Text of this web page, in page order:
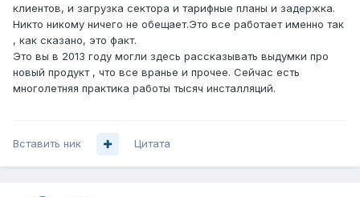
клиентов, и загрузка сектора и тарифные планы и задержка.
Никто никому ничего не обещает.Это все работает именно так
, как сказано, это факт.
Это вы в 2013 году могли здесь рассказывать выдумки про
новый продукт , что все вранье и прочее. Сейчас есть
многолетняя практика работы тысяч инсталляций.
Вставить ник Цитата